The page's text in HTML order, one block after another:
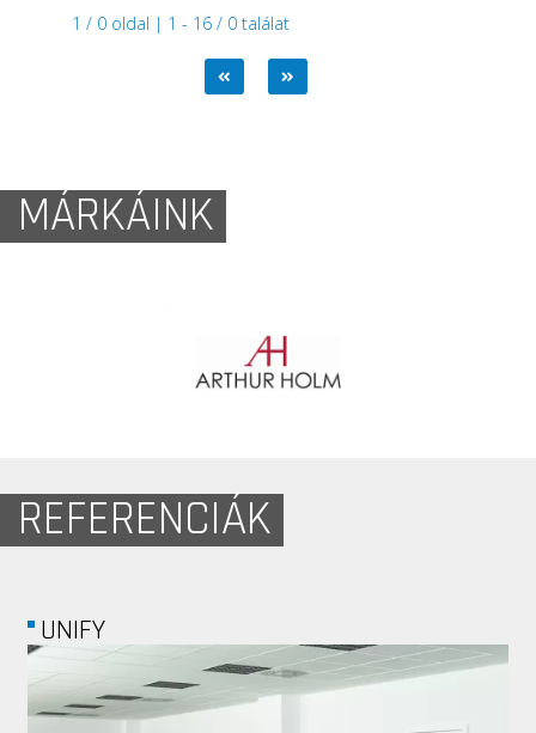
1 / 0 oldal | 1 - 16 / 0 találat
MÁRKÁINK
REFERENCIÁK
MARKETPROG